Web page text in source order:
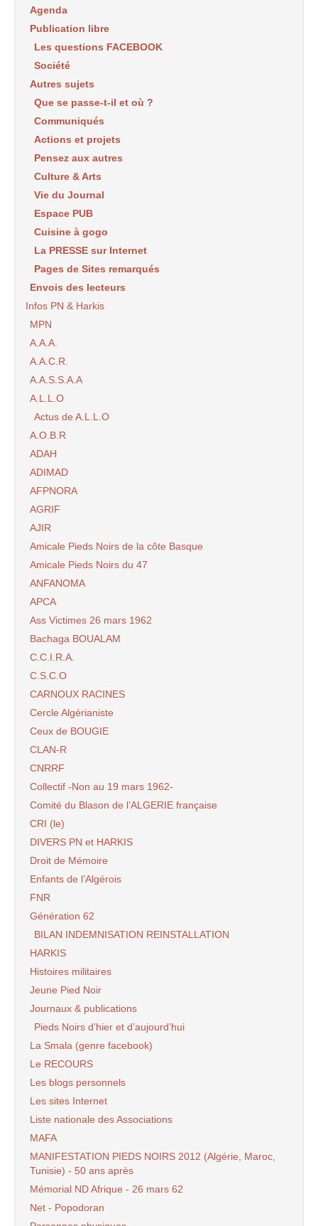
Agenda
Publication libre
Les questions FACEBOOK
Société
Autres sujets
Que se passe-t-il et où ?
Communiqués
Actions et projets
Pensez aux autres
Culture & Arts
Vie du Journal
Espace PUB
Cuisine à gogo
La PRESSE sur Internet
Pages de Sites remarqués
Envois des lecteurs
Infos PN & Harkis
MPN
A.A.A.
A.A.C.R.
A.A.S.S.A.A
A.L.L.O
Actus de A.L.L.O
A.O.B.R
ADAH
ADIMAD
AFPNORA
AGRIF
AJIR
Amicale Pieds Noirs de la côte Basque
Amicale Pieds Noirs du 47
ANFANOMA
APCA
Ass Victimes 26 mars 1962
Bachaga BOUALAM
C.C.I.R.A.
C.S.C.O
CARNOUX RACINES
Cercle Algérianiste
Ceux de BOUGIE
CLAN-R
CNRRF
Collectif -Non au 19 mars 1962-
Comité du Blason de l’ALGERIE française
CRI (le)
DIVERS PN et HARKIS
Droit de Mémoire
Enfants de l’Algérois
FNR
Génération 62
BILAN INDEMNISATION REINSTALLATION
HARKIS
Histoires militaires
Jeune Pied Noir
Journaux & publications
Pieds Noirs d’hier et d’aujourd’hui
La Smala (genre facebook)
Le RECOURS
Les blogs personnels
Les sites Internet
Liste nationale des Associations
MAFA
MANIFESTATION PIEDS NOIRS 2012 (Algérie, Maroc,
Tunisie) - 50 ans après
Mémorial ND Afrique - 26 mars 62
Net - Popodoran